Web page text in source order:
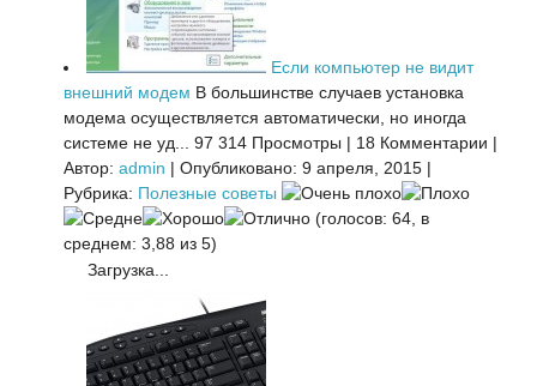
Если компьютер не видит
внешний модем В большинстве случаев установка
модема осуществляется автоматически, но иногда
системе не уд...
97 314 Просмотры | 18 Комментарии |
Автор: admin | Опубликовано: 9 апреля, 2015 |
Рубрика: Полезные советы
(голосов: 64, в
среднем: 3,88 из 5)
Загрузка...